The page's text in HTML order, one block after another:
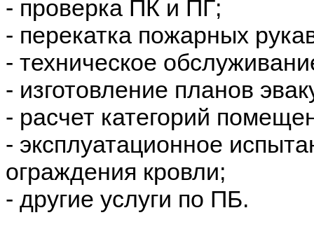
- проверка ПК и ПГ;
- перекатка пожарных
- техническое
- изготовление планов
- расчет категорий
- эксплуатационное
ограждения кровли;
- другие услуги по ПБ.